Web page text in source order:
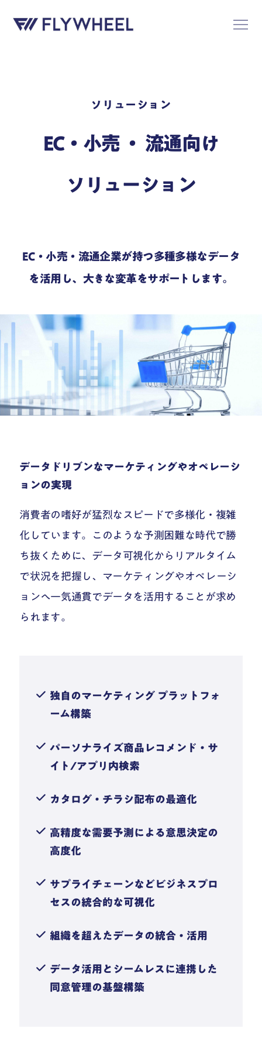
ソリューション
EC・小売 ・ 流通向け
ソリューション
EC・小売・流通企業が持つ多種多様なデータ
を活用し、大きな変革をサポートします。
データドリブンなマーケティングやオペレーシ
ョンの実現
消費者の嗜好が猛烈なスピードで多様化・複雑
化しています。このような予測困難な時代で勝
ち抜くために、データ可視化からリアルタイム
で状況を把握し、マーケティングやオペレーシ
ョンへ一気通貫でデータを活用することが求め
られます。
独自のマーケティング プラットフォ
ーム構築
パーソナライズ商品レコメンド・サ
イト/アプリ内検索
カタログ・チラシ配布の最適化
高精度な需要予測による意思決定の
高度化
サプライチェーンなどビジネスプロ
セスの統合的な可視化
組織を超えたデータの統合・活用
データ活用とシームレスに連携した
同意管理の基盤構築